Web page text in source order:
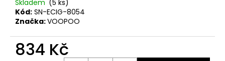
Skladem (5 ks)
Kód: SN-ECIG-8054
Značka:VOOPOO
834 Kč
u
e
m